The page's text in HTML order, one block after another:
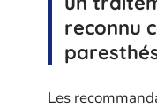
reconnu
Les